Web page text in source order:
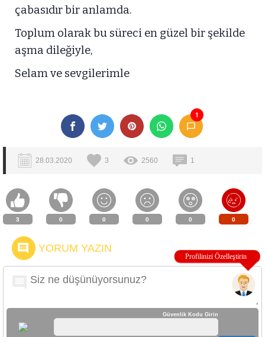
çabasıdır bir anlamda.
Toplum olarak bu süreci en güzel bir şekilde
aşma dileğiyle,
Selam ve sevgilerimle
1
28.03.2020 3 2560 1
3 0 0 0 0 0
YORUM YAZIN
Güvenlik Kodu Girin